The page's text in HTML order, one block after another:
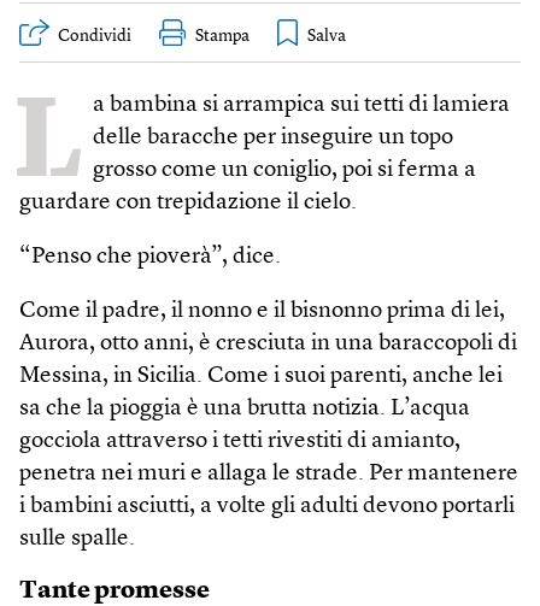
Condividi Stampa
L a bambina si arrampica sui tetti di lamiera
delle baracche per inseguire un topo
grosso come un coniglio, poi si ferma a
guardare con trepidazione il cielo.
“Penso che pioverà”, dice.
Come il padre, il nonno e il bisnonno prima di lei,
Aurora, otto anni, è cresciuta in una baraccopoli di
Messina, in Sicilia. Come i suoi parenti, anche lei
sa che la pioggia è una brutta notizia. L’acqua
gocciola attraverso i tetti rivestiti di amianto,
penetra nei muri e allaga le strade. Per mantenere
i bambini asciutti, a volte gli adulti devono portarli
sulle spalle.
Tante promesse